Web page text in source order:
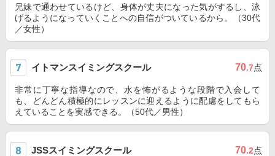
兄妹で通わせているけど、身体が丈夫になった気がするし、泳
げるようになっていくことへの自信がついているから。（30代
／女性）
イトマンスイミングスクール 70.7点
非常に丁寧な指導なので、水を怖がるような段階で入会して
も、どんどん積極的にレッスンに迎えるように配慮をしてもら
えていることを実感できる。（50代／男性）
JSSスイミングスクール 70.2点